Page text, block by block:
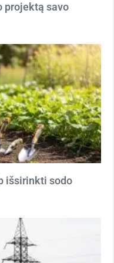
projektą savo
išsirinkti sodo